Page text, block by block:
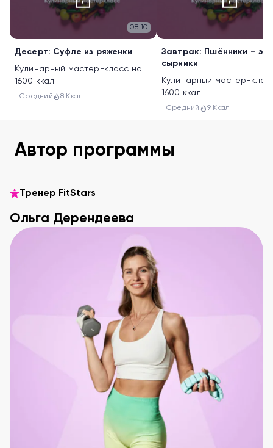
08:10
Десерт: Суфле из ряженки
Кулинарный мастер-класс на
1600 ккал
Средний 8 Ккал
Завтрак: Пшённики –
сырники
Кулинарный мастер-
1600 ккал
Средний 9 Ккал
Автор программы
Тренер FitStars
Ольга Дерендеева